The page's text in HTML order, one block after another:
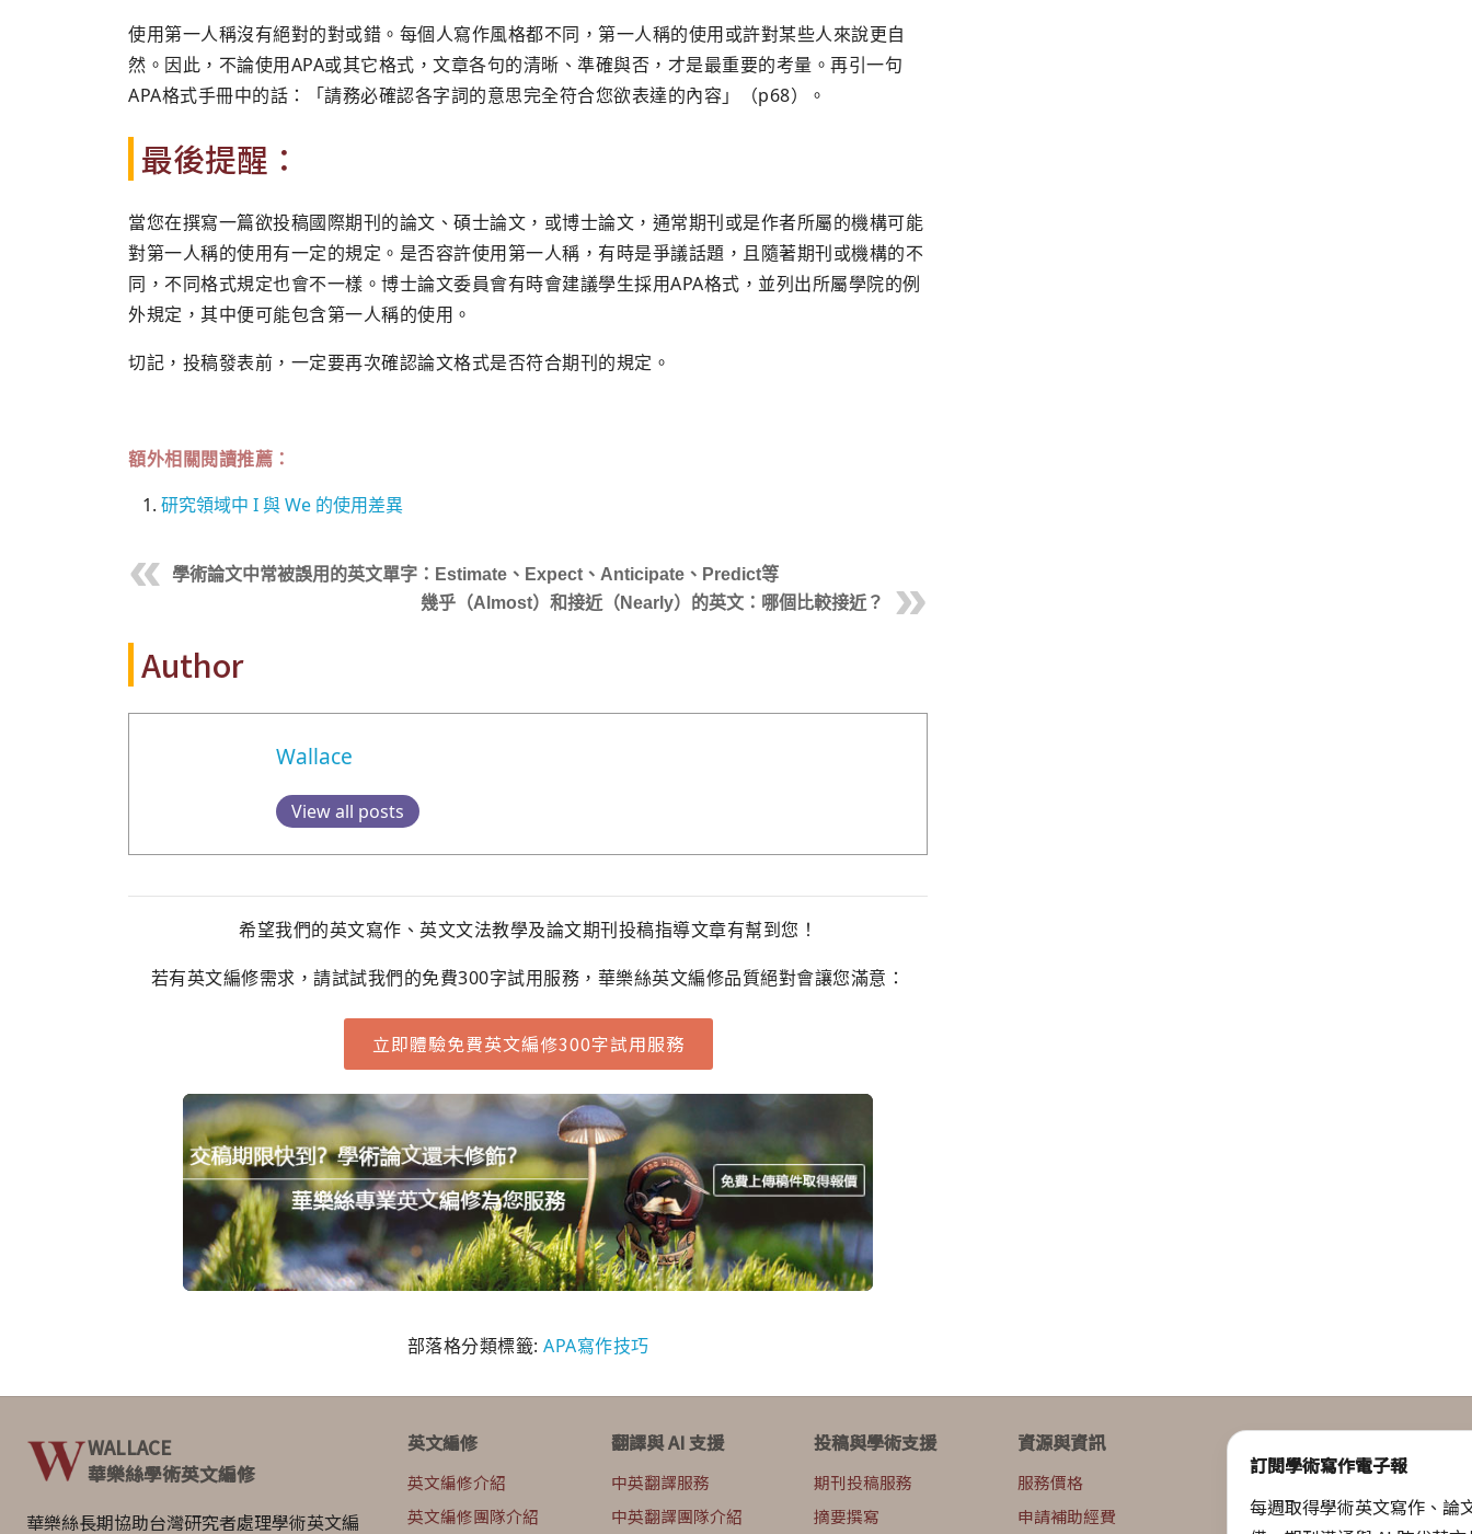
使用第一人稱沒有絕對的對或錯。每個人寫作風格都不同，第一人稱的使用或許對某些人來說更自
然。因此，不論使用APA或其它格式，文章各句的清晰、準確與否，才是最重要的考量。再引一句
APA格式手冊中的話：「請務必確認各字詞的意思完全符合您欲表達的內容」（p68）。
最後提醒：
當您在撰寫一篇欲投稿國際期刊的論文、碩士論文，或博士論文，通常期刊或是作者所屬的機構可能
對第一人稱的使用有一定的規定。是否容許使用第一人稱，有時是爭議話題，且隨著期刊或機構的不
同，不同格式規定也會不一樣。博士論文委員會有時會建議學生採用APA格式，並列出所屬學院的例
外規定，其中便可能包含第一人稱的使用。
切記，投稿發表前，一定要再次確認論文格式是否符合期刊的規定。
額外相關閱讀推薦：
研究領域中 I 與 We 的使用差異
學術論文中常被誤用的英文單字：Estimate、Expect、Anticipate、Predict等
幾乎（Almost）和接近（Nearly）的英文：哪個比較接近？
Author
Wallace
View all posts
希望我們的英文寫作、英文文法教學及論文期刊投稿指導文章有幫到您！
若有英文編修需求，請試試我們的免費300字試用服務，華樂絲英文編修品質絕對會讓您滿意：
立即體驗免費英文編修300字試用服務
部落格分類標籤: APA寫作技巧
WALLACE
華樂絲學術英文編修
華樂絲長期協助台灣研究者處理學術英文編
英文編修
英文編修介紹
英文編修團隊介紹
翻譯與 AI 支援
中英翻譯服務
中英翻譯團隊介紹
投稿與學術支援
期刊投稿服務
摘要撰寫
資源與資訊
服務價格
申請補助經費
訂閱學術寫作電子報
每週取得學術英文寫作、論